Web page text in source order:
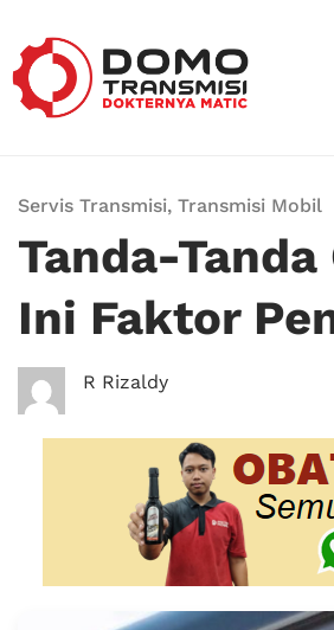
Servis Transmisi, Transmisi Mobil
Tanda-
Ini Faktor
R Rizaldy